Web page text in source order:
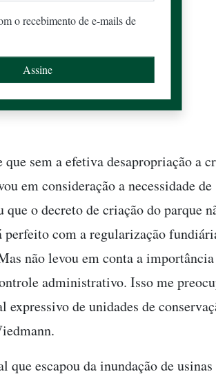
o recebimento de e-mails de
sem a efetiva desapropriação a
em consideração a necessidade de
o decreto de criação do parque
perfeito com a regularização
não levou em conta a
administrativo. Isso me
de unidades de
escapou da inundação de